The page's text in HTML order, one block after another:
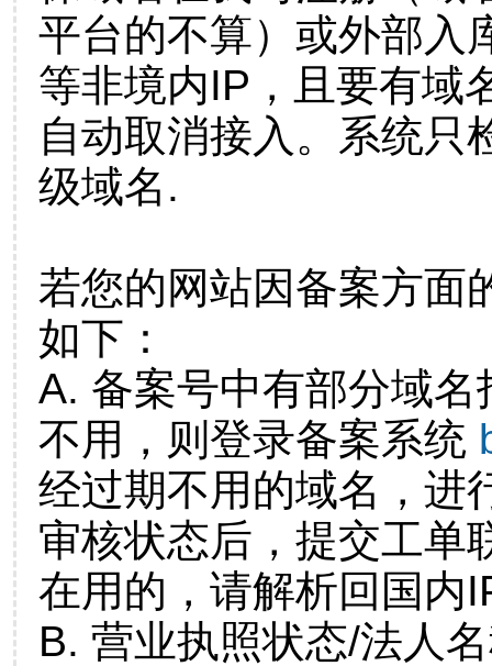
平台的不算）或外部入
等非境内IP，且要有域
自动取消接入。系统只
级域名.
若您的网站因备案方面
如下：
A. 备案号中有部分域
不用，则登录备案系统
经过期不用的域名，进
审核状态后，提交工单
在用的，请解析回国内
B. 营业执照状态/法人